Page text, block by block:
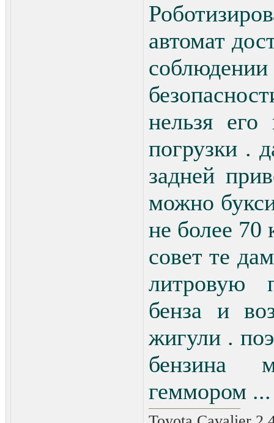
автомат
нельзя его
погрузки .
задней
можно
не более
совет те
литровую
бенза и
жигули .
бензина
геммором ...